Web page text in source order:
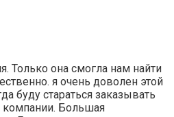
Только она смогла нам найти
я очень доволен этой
буду стараться заказывать
компании. Большая